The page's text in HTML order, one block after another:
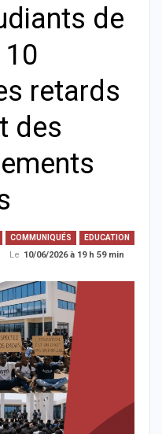
de
10
retards
des
COMMUNIQUÉS EDUCATION
Le 10/06/2026 à 19 h 59 min